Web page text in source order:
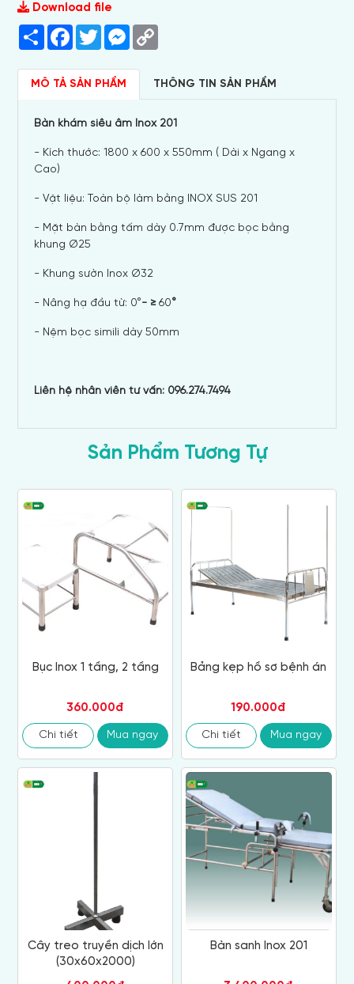
Download file
Share Facebook
TwitterMessenger
MÔ TẢ SẢN PHẨM THÔNG TIN SẢN PHẨM
Bàn khám siêu âm Inox 201
- Kích thước: 1800 x 600 x 550mm ( Dài x Ngang x
Cao)
- Vật liệu: Toàn bộ làm bằng INOX SUS 201
- Mặt bàn bằng tấm dày 0.7mm được bọc bằng
khung Ø25
- Khung sườn Inox Ø32
- Nâng hạ đầu từ: 0°- ≥60°
- Nệm bọc simili dày 50mm
Liên hệ nhân viên tư vấn: 096.274.7494
Sản Phẩm Tương Tự
Bục Inox 1 tầng, 2 tầng
360.000đ
Chi tiết Mua ngay
Bảng kẹp hồ sơ bệnh án
190.000đ
Chi tiết Mua ngay
Cây treo truyền dịch lớn
(30x60x2000)
Bàn sanh Inox 201